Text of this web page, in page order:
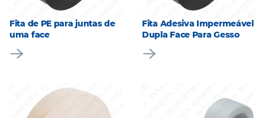
Fita de PE para juntas de
uma face
Fita Adesiva Impermeável
Dupla Face Para Gesso